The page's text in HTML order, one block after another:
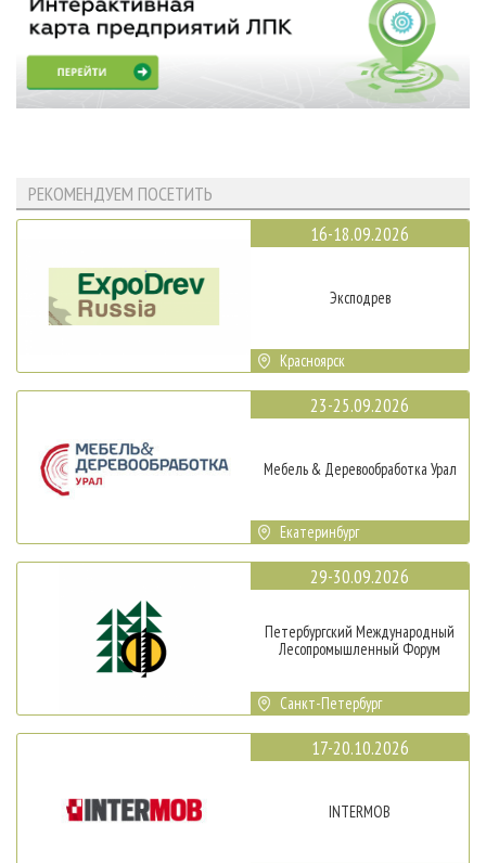
РЕКОМЕНДУЕМ ПОСЕТИТЬ
16-18.09.2026
Эксподрев
Красноярск
23-25.09.2026
Мебель & Деревообработка Урал
Екатеринбург
29-30.09.2026
Петербургский Международный
Лесопромышленный Форум
Санкт-Петербург
17-20.10.2026
INTERMOB